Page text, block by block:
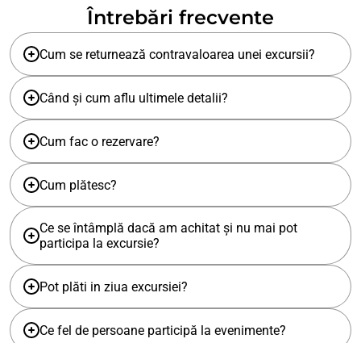
Întrebări frecvente
Cum se returnează contravaloarea unei excursii?
Când și cum aflu ultimele detalii?
Cum fac o rezervare?
Cum plătesc?
Ce se întâmplă dacă am achitat și nu mai pot
participa la excursie?
Pot plăti in ziua excursiei?
Ce fel de persoane participă la evenimente?